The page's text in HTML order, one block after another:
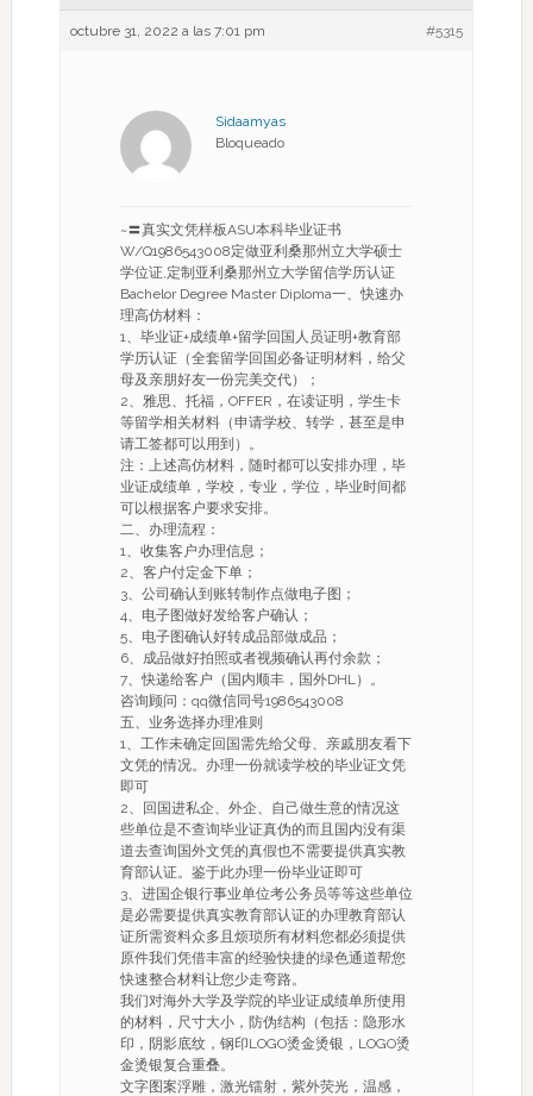
octubre 31, 2022 a las 7:01 pm #5315
Sidaamyas
Bloqueado
~〓真实文凭样板ASU本科毕业证书
W/Q1986543008定做亚利桑那州立大学硕士
学位证,定制亚利桑那州立大学留信学历认证
Bachelor Degree Master Diploma一、快速办
理高仿材料：
1、毕业证+成绩单+留学回国人员证明+教育部
学历认证（全套留学回国必备证明材料，给父
母及亲朋好友一份完美交代）；
2、雅思、托福，OFFER，在读证明，学生卡
等留学相关材料（申请学校、转学，甚至是申
请工签都可以用到）。
注：上述高仿材料，随时都可以安排办理，毕
业证成绩单，学校，专业，学位，毕业时间都
可以根据客户要求安排。
二、办理流程：
1、收集客户办理信息；
2、客户付定金下单；
3、公司确认到账转制作点做电子图；
4、电子图做好发给客户确认；
5、电子图确认好转成品部做成品；
6、成品做好拍照或者视频确认再付余款；
7、快递给客户（国内顺丰，国外DHL）。
咨询顾问：qq微信同号1986543008
五、业务选择办理准则
1、工作未确定回国需先给父母、亲戚朋友看下
文凭的情况。办理一份就读学校的毕业证文凭
即可
2、回国进私企、外企、自己做生意的情况这
些单位是不查询毕业证真伪的而且国内没有渠
道去查询国外文凭的真假也不需要提供真实教
育部认证。鉴于此办理一份毕业证即可
3、进国企银行事业单位考公务员等等这些单位
是必需要提供真实教育部认证的办理教育部认
证所需资料众多且烦琐所有材料您都必须提供
原件我们凭借丰富的经验快捷的绿色通道帮您
快速整合材料让您少走弯路。
我们对海外大学及学院的毕业证成绩单所使用
的材料，尺寸大小，防伪结构（包括：隐形水
印，阴影底纹，钢印LOGO烫金烫银，LOGO烫
金烫银复合重叠。
文字图案浮雕，激光镭射，紫外荧光，温感，